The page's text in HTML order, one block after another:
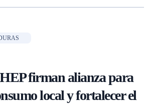
firman alianza para
local y fortalecer el